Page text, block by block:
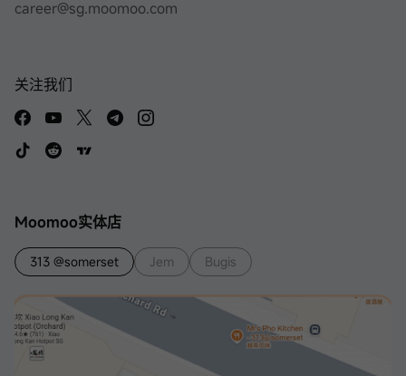
career@sg.moomoo.com
关注我们
Moomoo实体店
313 @somerset Jem Bugis